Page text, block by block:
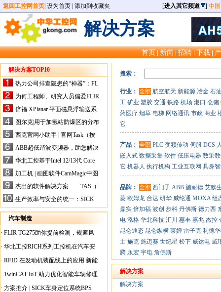
返回工控网首页 设为首页 添加到收藏夹 [进入其它频道 ] 中
解决方案
首页|新闻|招聘|下载|
解决方案TOP10
热力公司排查隐患的“神器”：FL
IR手持式热像仪，高效精准！
为何工程师、研究人员偏爱FLIR
X-HS系列热像仪？精准高效是
关键
倍福 XPlanar 平面磁悬浮输送系
统的创新应用
图尔克|用于加氢站防爆区的分布
式I/O解决方案
西克官网小助手 | 官网Task（按
任务选型）更新预告
ABB超低谐波变频器，助您解决
电气设备运行难题！
华北工控基于Intel 12/13代 Core
的ATX-6159嵌入式主板，推进
机器人市场
加工机 | 画图软件CamMagic中图
层整合的问题
杰出的软件解决方案——TAS（
Turck Automation Suite）
生产效率与安全的统一：SICK
关于机器人技术传感器解决方案
的采访
汽车制造
· FLIR TG275助你提前检测，规避风
险！
· 华北工控RICH系列工控机在汽车安
全检测行业中的应用
· RFID 在发动机装配线上的应用 新能
源汽车爆炸频发？
· TwinCAT IoT 助力优化智能车辆修理
· 方案推介 | SICK车身定位系统BPS
搜索：
行业： 全部 航空航天 新能源 冶金 石
工 矿业 塑胶 交通 铁路 机场 港口 仓储
药医疗 烟草 电梯 网络通讯 市政 商业
它
产品： 全部 PLC 变频传动 伺服 DCS
嵌入式 数据采集 软件 低压电器 数采
它 机器人 执行机构 工业互联网 具身
品牌： 全部 西门子 ABB 施耐德 艾默
菱 欧姆龙 台达 研华 威纶通 MOXA 组
鼎实 倍加福 波创 步科 丹佛斯 德力西
电 泓格 华北科技 汇川 惠丰 嘉兆 杰控
昆仑通态 昆仑纵横 莱姆 雷子克 利德
士 施克 施迈赛 世纪星 松下 威达电 威
腾 永宏 宇电 詹佛斯
解决方案
解决方案